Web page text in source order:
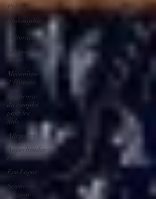
Politique
Philosophie
VS
rhétorique
catégorie
mixte
Mécanisme
d'Histoire
La théorie
du complot
pour les
nuls
Allégories
Appréhender
l'Hermétisme
Eco Logos
Science et
religion